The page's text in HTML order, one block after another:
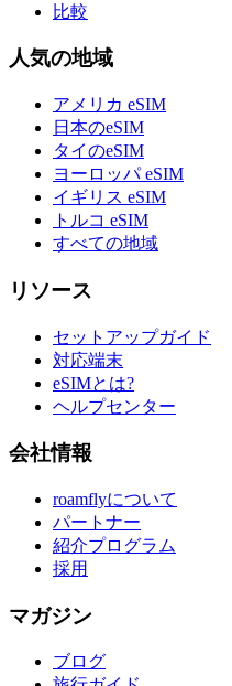
比較
人気の地域
アメリカ eSIM
日本のeSIM
タイのeSIM
ヨーロッパ eSIM
イギリス eSIM
トルコ eSIM
すべての地域
リソース
セットアップガイド
対応端末
eSIMとは?
ヘルプセンター
会社情報
roamflyについて
パートナー
紹介プログラム
採用
マガジン
ブログ